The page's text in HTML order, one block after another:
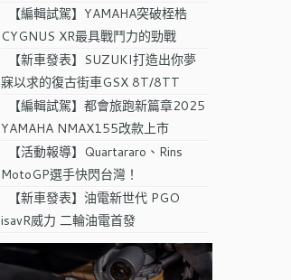
【編輯試駕】YAMAHA突破桎梏
CYGNUS XR最具戰鬥力的勁戰
【新車發表】SUZUKI打造出你夢
寐以求的復古街車GSX 8T/8TT
【編輯試駕】都會旅跑新篇章2025
YAMAHA NMAX155改款上市
【活動報導】Quartararo、Rins
MotoGP選手快閃台灣！
【新車發表】油電新世代 PGO
isavR威力 二輪油電首發